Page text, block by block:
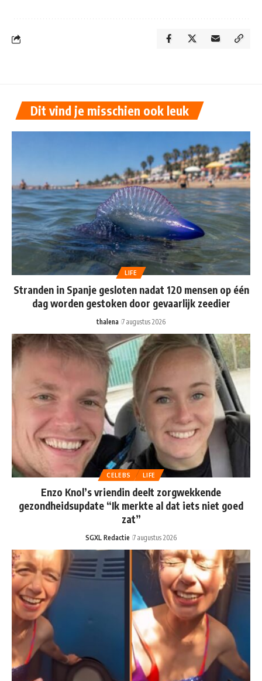
Dit vind je misschien ook leuk
LIFE
Stranden in Spanje gesloten nadat 120 mensen op één
dag worden gestoken door gevaarlijk zeedier
thalena 7 augustus 2026
CELEBS LIFE
Enzo Knol’s vriendin deelt zorgwekkende
gezondheidsupdate “Ik merkte al dat iets niet goed
zat”
SGXL Redactie 7 augustus 2026